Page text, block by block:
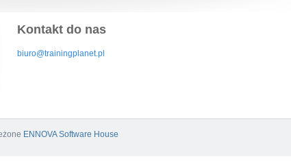
Kontakt do nas
biuro@trainingplanet.pl
ENNOVA Software House